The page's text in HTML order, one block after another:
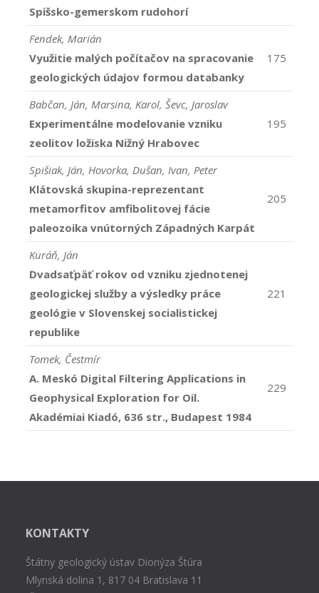
Spišsko-gemerskom rudohorí
Fendek, Marián
Využitie malých počítačov na spracovanie
geologických údajov formou databanky
175
Babčan, Ján, Marsina, Karol, Ševc, Jaroslav
Experimentálne modelovanie vzniku
zeolitov ložiska Nižný Hrabovec
195
Spišiak, Ján, Hovorka, Dušan, Ivan, Peter
Klátovská skupina-reprezentant
metamorfitov amfibolitovej fácie
paleozoika vnútorných Západných Karpát
205
Kuráň, Ján
Dvadsaťpäť rokov od vzniku zjednotenej
geologickej služby a výsledky práce
geológie v Slovenskej socialistickej
republike
221
Tomek, Čestmír
A. Meskó Digital Filtering Applications in
Geophysical Exploration for Oil.
Akadémiai Kiadó, 636 str., Budapest 1984
229
KONTAKTY
Štátny geologický ústav Dionýza Štúra
Mlynská dolina 1, 817 04 Bratislava 11